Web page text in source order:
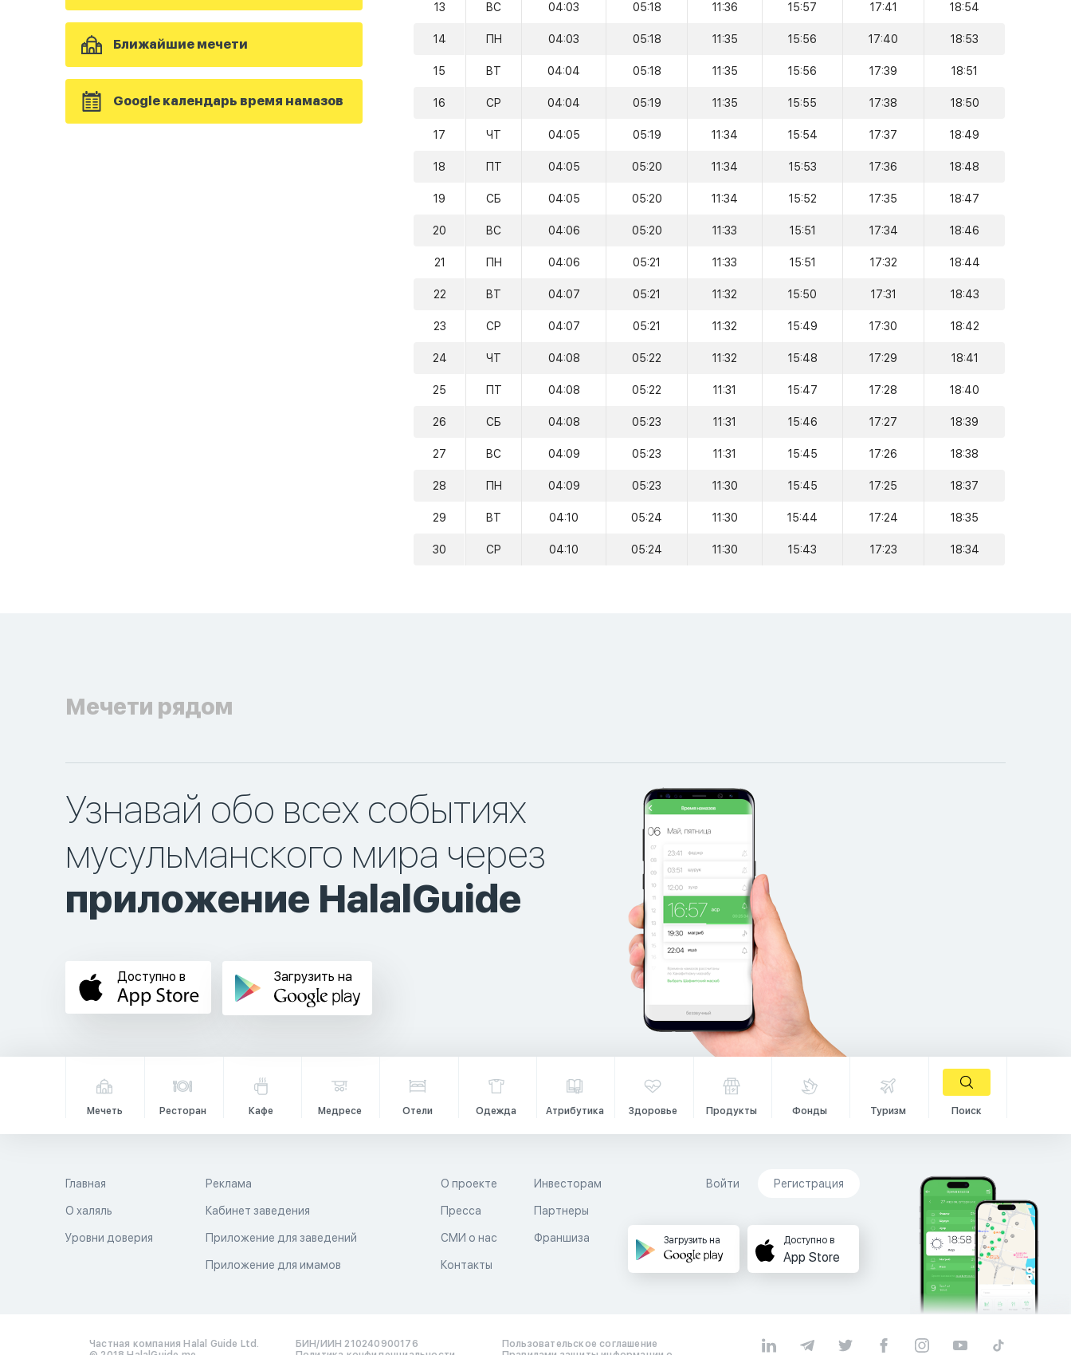
Ближайшие мечети
Google календарь время намазов
13 ВС 04:03 05:18 11:36 15:57 17:41 18:54
14 ПН 04:03 05:18 11:35 15:56 17:40 18:53
15 ВТ 04:04 05:18 11:35 15:56 17:39 18:51
16 СР 04:04 05:19 11:35 15:55 17:38 18:50
17 ЧТ 04:05 05:19 11:34 15:54 17:37 18:49
18 ПТ 04:05 05:20 11:34 15:53 17:36 18:48
19 СБ 04:05 05:20 11:34 15:52 17:35 18:47
20 ВС 04:06 05:20 11:33 15:51 17:34 18:46
21 ПН 04:06 05:21 11:33 15:51 17:32 18:44
22 ВТ 04:07 05:21 11:32 15:50 17:31 18:43
23 СР 04:07 05:21 11:32 15:49 17:30 18:42
24 ЧТ 04:08 05:22 11:32 15:48 17:29 18:41
25 ПТ 04:08 05:22 11:31 15:47 17:28 18:40
26 СБ 04:08 05:23 11:31 15:46 17:27 18:39
27 ВС 04:09 05:23 11:31 15:45 17:26 18:38
28 ПН 04:09 05:23 11:30 15:45 17:25 18:37
29 ВТ 04:10 05:24 11:30 15:44 17:24 18:35
30 СР 04:10 05:24 11:30 15:43 17:23 18:34
Мечети рядом
Узнавай обо всех событиях
мусульманского мира через
приложение HalalGuide
Доступно в Загрузить на
Мечеть Ресторан Кафе Медресе Отели Одежда Атрибутика Здоровье Продукты Фонды Туризм Поиск
Главная
О халяль
Уровни доверия
Реклама
Кабинет заведения
Приложение для заведений
Приложение для имамов
О проекте
Пресса
СМИ о нас
Контакты
Инвесторам
Партнеры
Франшиза
Войти Регистрация
Загрузить на Доступно в
App Store
Частная компания Halal Guide Ltd.
БИН/ИИН 210240900176
Пользовательское соглашение